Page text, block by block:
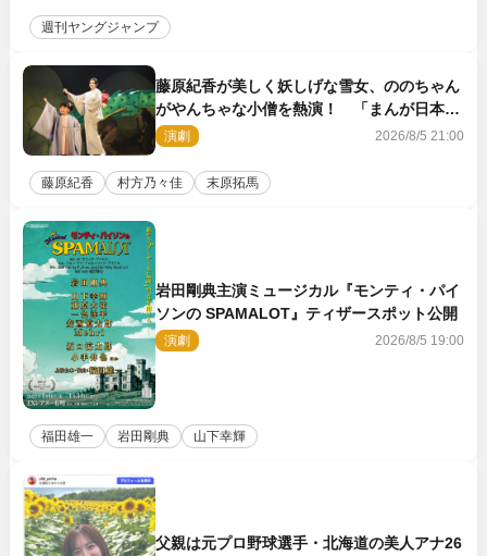
週刊ヤングジャンプ
藤原紀香が美しく妖しげな雪女、ののちゃん
がやんちゃな小僧を熱演！ 「まんが日本昔
ばなし」劇場開幕
演劇 2026/8/5 21:00
藤原紀香 村方乃々佳 末原拓馬
岩田剛典主演ミュージカル『モンティ・パイ
ソンの SPAMALOT』ティザースポット公開
演劇 2026/8/5 19:00
福田雄一 岩田剛典 山下幸輝
父親は元プロ野球選手・北海道の美人アナ26